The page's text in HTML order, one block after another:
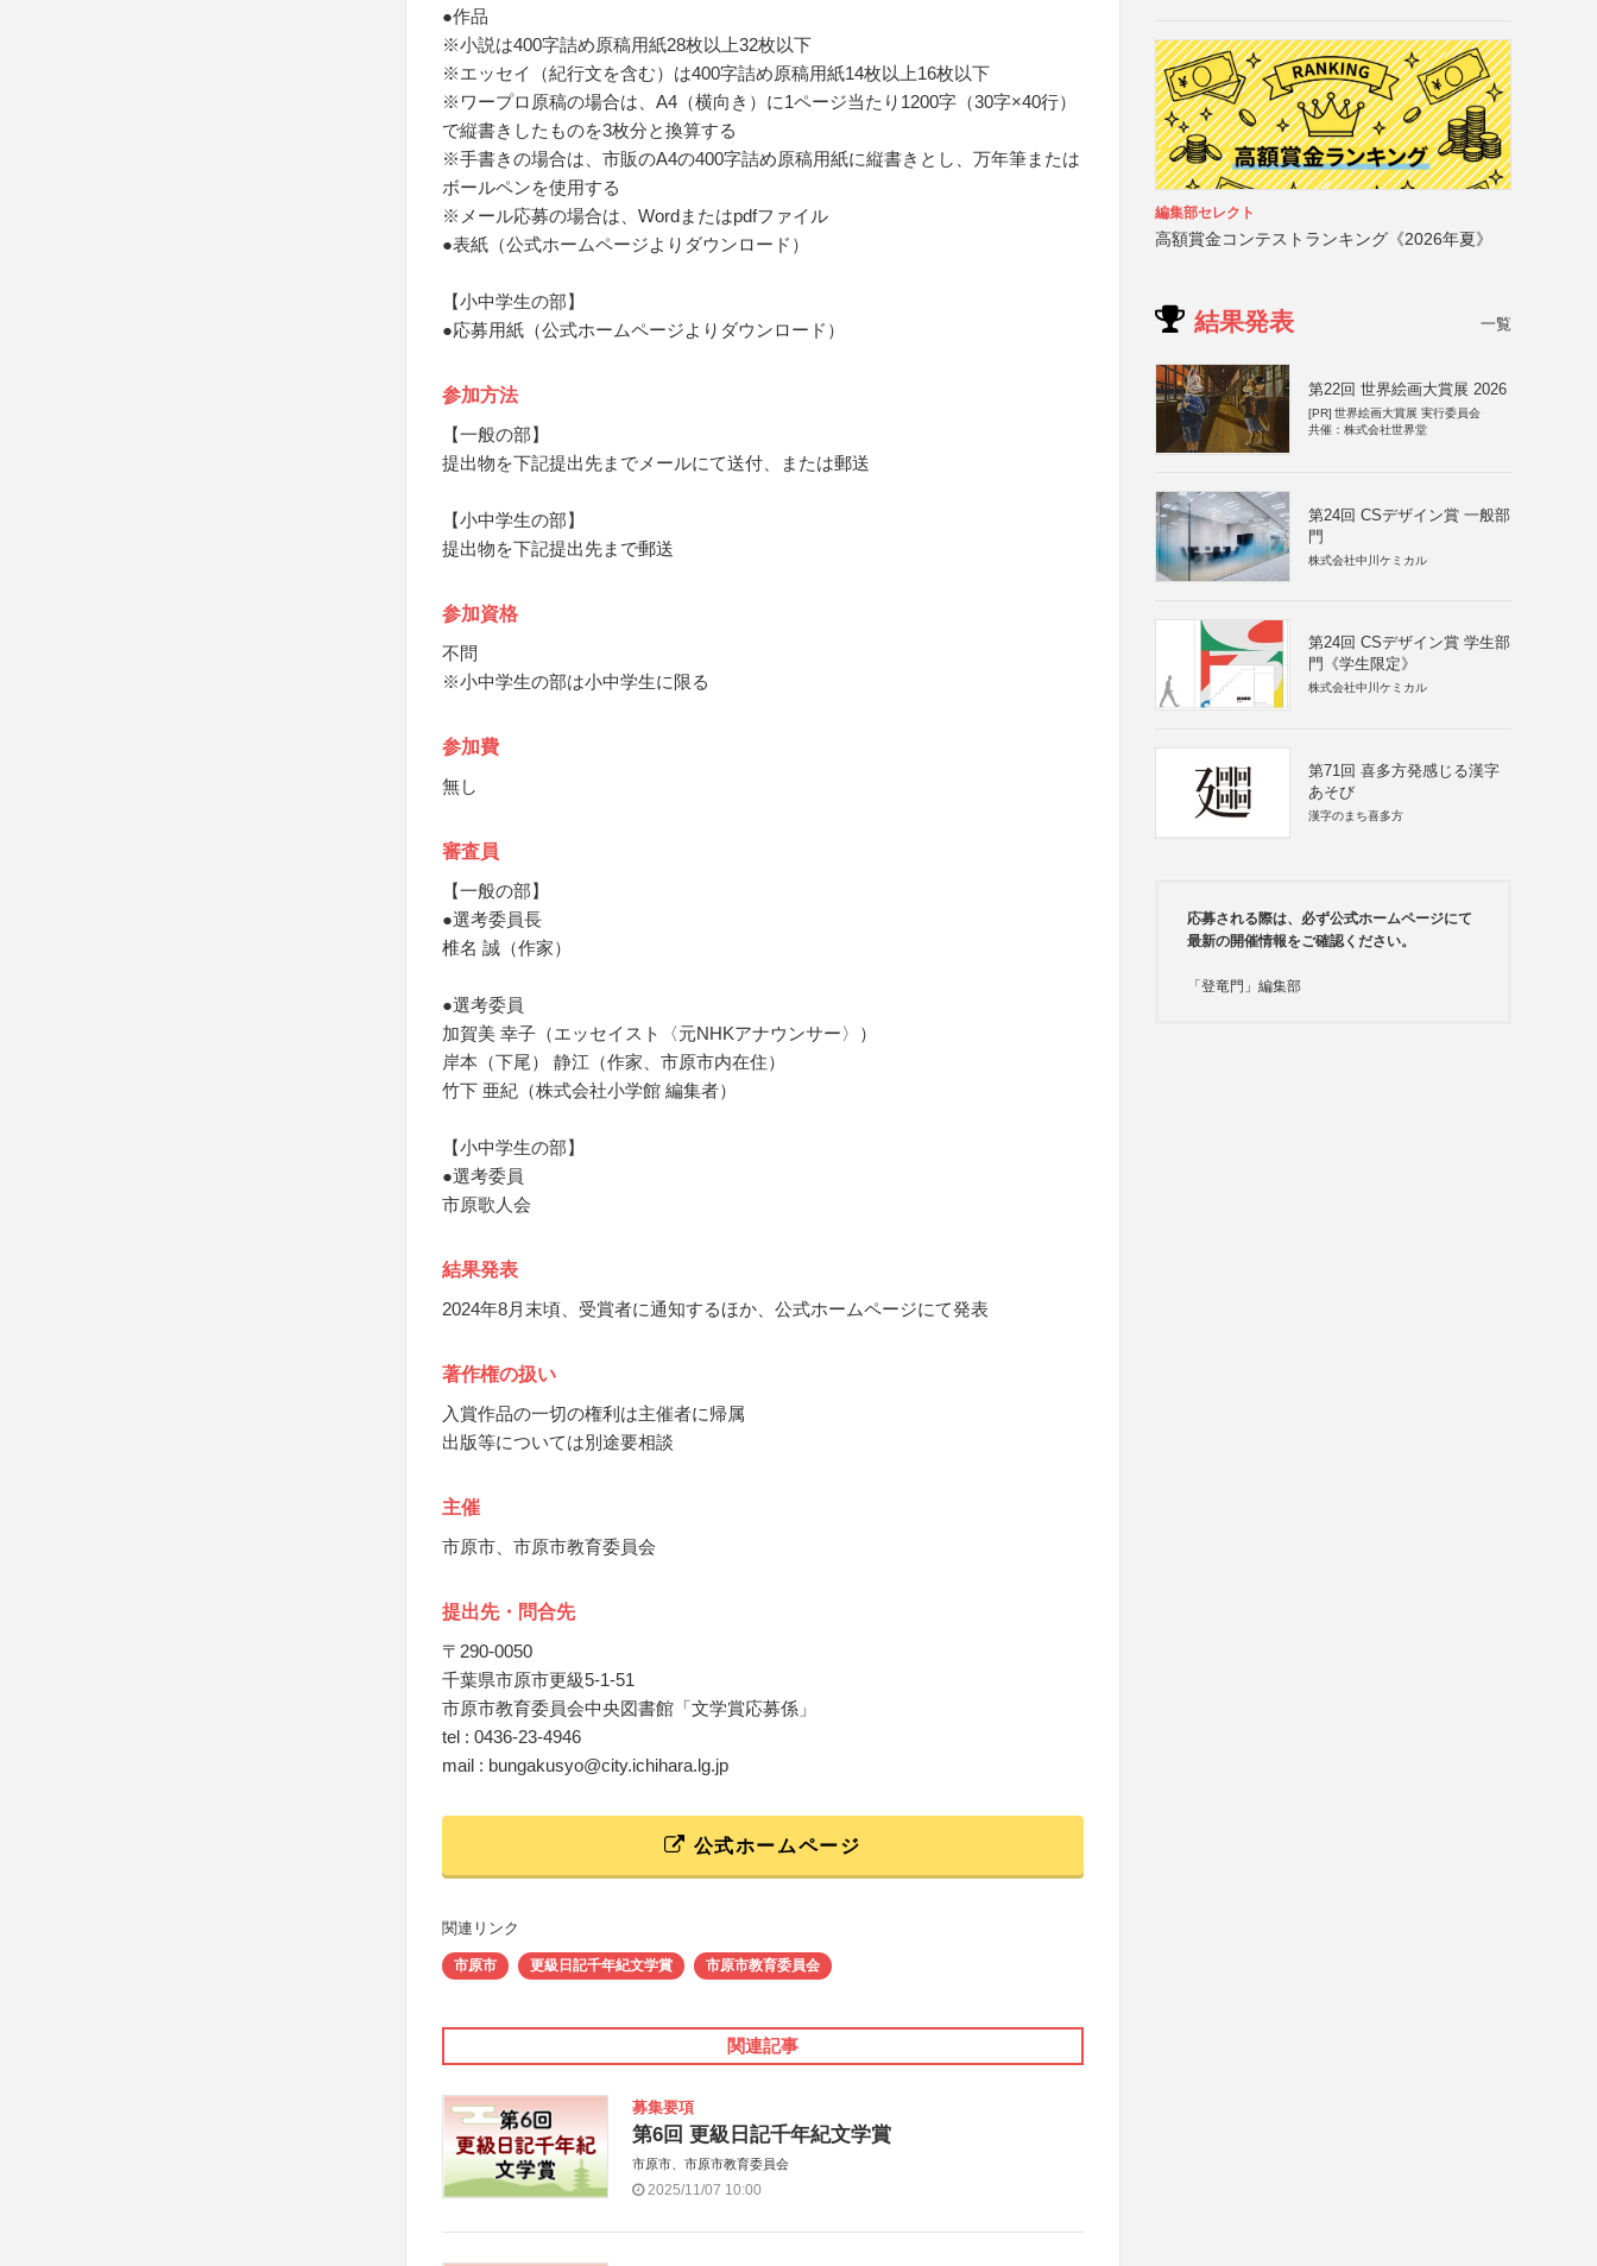
●作品
※小説は400字詰め原稿用紙28枚以上32枚以下
※エッセイ（紀行文を含む）は400字詰め原稿用紙14枚以上16枚以下
※ワープロ原稿の場合は、A4（横向き）に1ページ当たり1200字（30字×40行）
で縦書きしたものを3枚分と換算する
※手書きの場合は、市販のA4の400字詰め原稿用紙に縦書きとし、万年筆または
ボールペンを使用する
※メール応募の場合は、Wordまたはpdfファイル
●表紙（公式ホームページよりダウンロード）
【小中学生の部】
●応募用紙（公式ホームページよりダウンロード）
参加方法
【一般の部】
提出物を下記提出先までメールにて送付、または郵送
【小中学生の部】
提出物を下記提出先まで郵送
参加資格
不問
※小中学生の部は小中学生に限る
参加費
無し
審査員
【一般の部】
●選考委員長
椎名 誠（作家）
●選考委員
加賀美 幸子（エッセイスト〈元NHKアナウンサー〉）
岸本（下尾） 静江（作家、市原市内在住）
竹下 亜紀（株式会社小学館 編集者）
【小中学生の部】
●選考委員
市原歌人会
結果発表
2024年8月末頃、受賞者に通知するほか、公式ホームページにて発表
著作権の扱い
入賞作品の一切の権利は主催者に帰属
出版等については別途要相談
主催
市原市、市原市教育委員会
提出先・問合先
〒290-0050
千葉県市原市更級5-1-51
市原市教育委員会中央図書館「文学賞応募係」
tel : 0436-23-4946
mail : bungakusyo@city.ichihara.lg.jp
公式ホームページ
関連リンク
市原市 更級日記千年紀文学賞 市原市教育委員会
関連記事
募集要項
第6回 更級日記千年紀文学賞
市原市、市原市教育委員会
2025/11/07 10:00
編集部セレクト
高額賞金コンテストランキング《2026年夏》
結果発表 一覧
第22回 世界絵画大賞展 2026
[PR] 世界絵画大賞展 実行委員会
共催：株式会社世界堂
第24回 CSデザイン賞 一般部
門
株式会社中川ケミカル
第24回 CSデザイン賞 学生部
門《学生限定》
株式会社中川ケミカル
第71回 喜多方発感じる漢字
あそび
漢字のまち喜多方
応募される際は、必ず公式ホームページにて
最新の開催情報をご確認ください。
「登竜門」編集部